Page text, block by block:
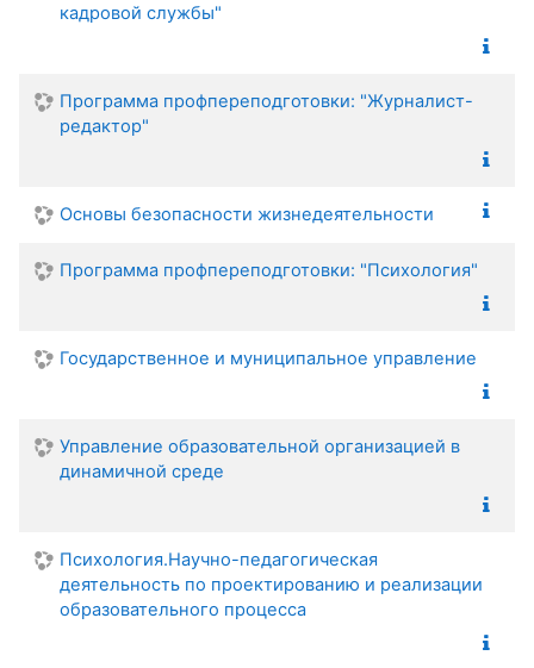
кадровой службы"
Программа профпереподготовки: "Журналист-
редактор"
Основы безопасности жизнедеятельности
Программа профпереподготовки: "Психология"
Государственное и муниципальное управление
Управление образовательной организацией в
динамичной среде
Психология.Научно-педагогическая
деятельность по проектированию и реализации
образовательного процесса